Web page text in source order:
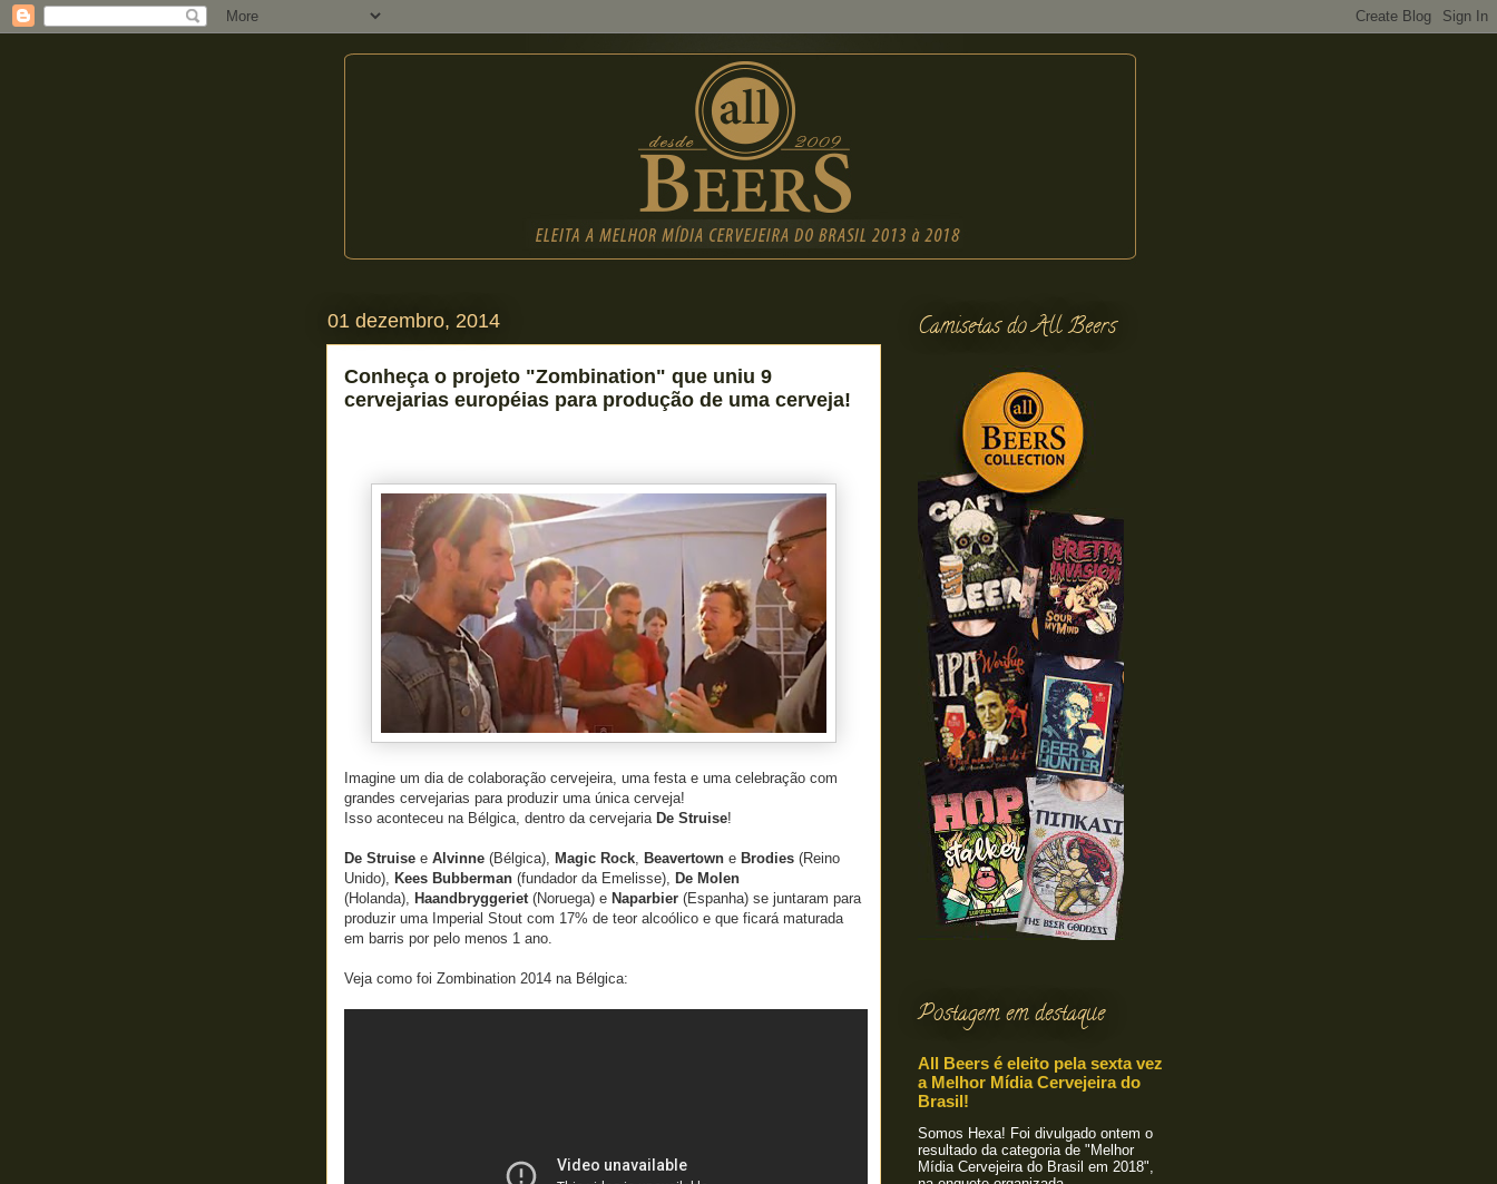
01 dezembro, 2014
Conheça o projeto "Zombination" que uniu 9
cervejarias européias para produção de uma cerveja!
Imagine um dia de colaboração cervejeira, uma festa e uma celebração com
grandes cervejarias para produzir uma única cerveja!
Isso aconteceu na Bélgica, dentro da cervejaria De Struise!
De Struise e Alvinne (Bélgica), Magic Rock, Beavertown e Brodies (Reino
Unido), Kees Bubberman (fundador da Emelisse), De Molen
(Holanda), Haandbryggeriet (Noruega) e Naparbier (Espanha) se juntaram para
produzir uma Imperial Stout com 17% de teor alcoólico e que ficará maturada
em barris por pelo menos 1 ano.
Veja como foi Zombination 2014 na Bélgica:
Camisetas do All Beers
Postagem em destaque
All Beers é eleito pela sexta vez
a Melhor Mídia Cervejeira do
Brasil!
Somos Hexa! Foi divulgado ontem o
resultado da categoria de "Melhor
Mídia Cervejeira do Brasil em 2018",